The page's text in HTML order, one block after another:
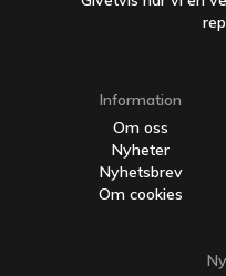
Information
Om oss
Nyheter
Nyhetsbrev
Om cookies